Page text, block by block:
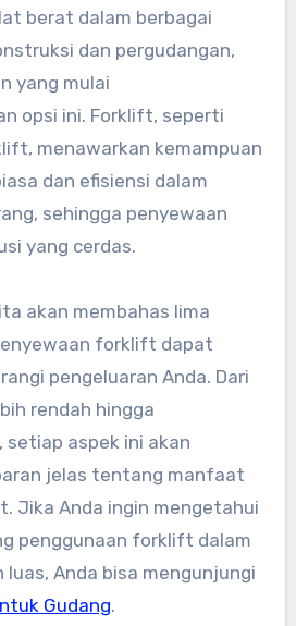
berat dalam berbagai
dan pergudangan,
yang mulai
opsi ini. Forklift, seperti
menawarkan kemampuan
dan efisiensi dalam
sehingga penyewaan
yang cerdas.
akan membahas lima
forklift dapat
pengeluaran Anda. Dari
rendah hingga
aspek ini akan
jelas tentang manfaat
Jika Anda ingin mengetahui
penggunaan forklift dalam
Anda bisa mengunjungi
Gudang.